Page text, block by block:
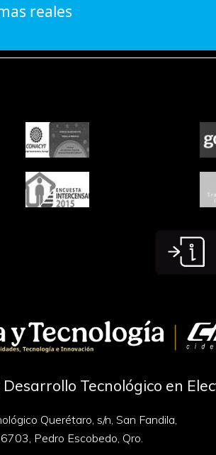
reales
Tecnológico en
Querétaro, s/n, San Fandila,
Pedro Escobedo, Qro.